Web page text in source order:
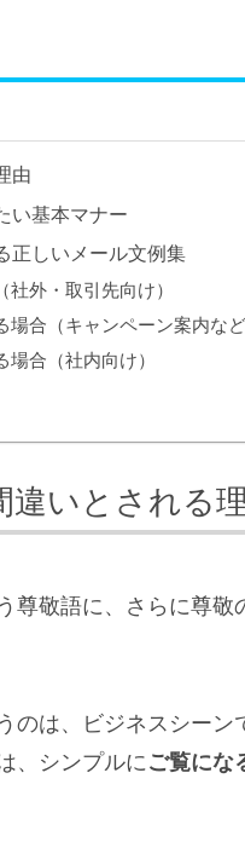
由
い基本マナー
正しいメール文例集
外・取引先向け）
合（キャンペーン案内など
合（社内向け）
違いとされる
尊敬語に、さらに尊敬
は、ビジネスシーン
、シンプルに ご覧にな